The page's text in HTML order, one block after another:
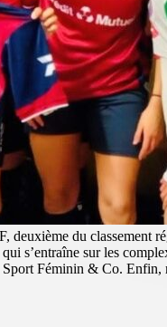
deuxième du classement
s’entraîne sur les
Féminin & Co. Enfin,